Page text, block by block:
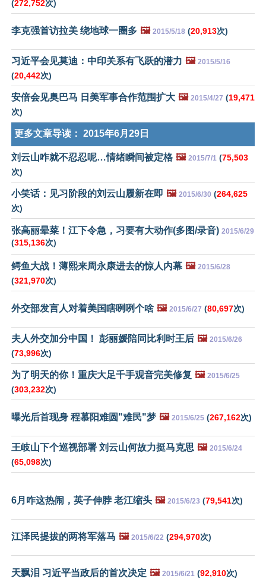
(272,752次)
李克强首访拉美 绕地球一圈多 🖼️ 2015/5/18 (20,913次)
习近平会见莫迪：中印关系有飞跃的潜力 🖼️ 2015/5/16
(20,442次)
安倍会见奥巴马 日美军事合作范围扩大 🖼️ 2015/4/27 (19,471
次)
更多文章导读： 2015年6月29日
刘云山咋就不忍忍呢…情绪瞬间被定格 🖼️ 2015/7/1 (75,503
次)
小笑话：见习阶段的刘云山履新在即 🖼️ 2015/6/30 (264,625
次)
张高丽晕菜！江下令急，习要有大动作(多图/录音) 2015/6/29
(315,136次)
鳄鱼大战！薄熙来周永康进去的惊人内幕 🖼️ 2015/6/28
(321,970次)
外交部发言人对着美国瞎咧咧个啥 🖼️ 2015/6/27 (80,697次)
夫人外交加分中国！ 彭丽媛陪同比利时王后 🖼️ 2015/6/26
(73,996次)
为了明天的你！重庆大足千手观音完美修复 🖼️ 2015/6/25
(303,232次)
曝光后首现身 程慕阳难圆"难民"梦 🖼️ 2015/6/25 (267,162次)
王岐山下个巡视部署 刘云山何故力挺马克思 🖼️ 2015/6/24
(65,098次)
6月咋这热闹，英子伸脖 老江缩头 🖼️ 2015/6/23 (79,541次)
江泽民提拔的两将军落马 🖼️ 2015/6/22 (294,970次)
天飘泪 习近平当政后的首次决定 🖼️ 2015/6/21 (92,910次)